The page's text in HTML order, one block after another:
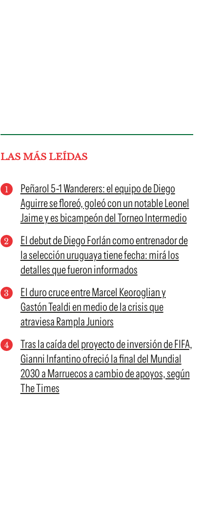
LAS MÁS LEÍDAS
Peñarol 5-1 Wanderers: el equipo de Diego
Aguirre se floreó, goleó con un notable Leonel
Jaime y es bicampeón del Torneo Intermedio
El debut de Diego Forlán como entrenador de
la selección uruguaya tiene fecha: mirá los
detalles que fueron informados
El duro cruce entre Marcel Keoroglian y
Gastón Tealdi en medio de la crisis que
atraviesa Rampla Juniors
Tras la caída del proyecto de inversión de FIFA,
Gianni Infantino ofreció la final del Mundial
2030 a Marruecos a cambio de apoyos, según
The Times